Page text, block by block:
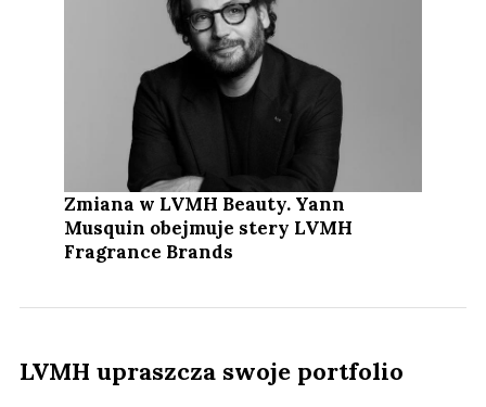
Zmiana w LVMH Beauty. Yann
Musquin obejmuje stery LVMH
Fragrance Brands
LVMH upraszcza swoje portfolio